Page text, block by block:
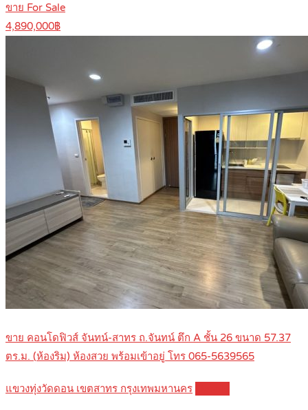
ขาย For Sale
4,890,000฿
ขาย คอนโดฟิวส์ จันทน์-สาทร ถ.จันทน์ ตึก A ชั้น 26 ขนาด 57.37
ตร.ม. (ห้องริม) ห้องสวย พร้อมเข้าอยู่ โทร 065-5639565
แขวงทุ่งวัดดอน เขตสาทร กรุงเทพมหานคร